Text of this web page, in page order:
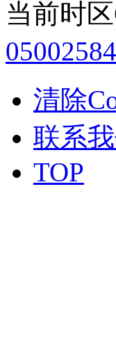
当前时
清除
联系
TOP